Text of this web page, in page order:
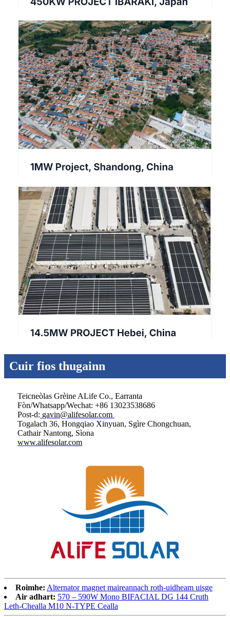
Cuir fios thugainn
Teicneòlas Grèine ALife Co., Earranta
Fòn/Whatsapp/Wechat: +86 13023538686
Post-d: gavin@alifesolar.com
Togalach 36, Hongqiao Xinyuan, Sgìre Chongchuan,
Cathair Nantong, Sìona
www.alifesolar.com
Roimhe: Alternator magnet maireannach roth-uidheam uisge
Air adhart: 570 – 590W Mono BIFACIAL DG 144 Cruth
Leth-Chealla M10 N-TYPE Cealla